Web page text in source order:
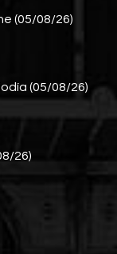
(05/08/26)
(05/08/26)
26)